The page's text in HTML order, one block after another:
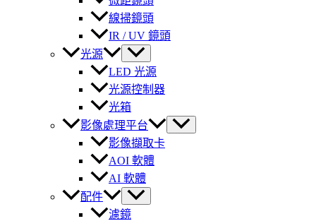
線掃鏡頭
IR / UV 鏡頭
光源
LED 光源
光源控制器
光箱
影像處理平台
影像擷取卡
AOI 軟體
AI 軟體
配件
濾鏡